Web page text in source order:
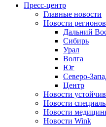
Пресс-центр
Главные новости
Новости регионов
Дальний
Сибирь
Урал
Волга
Юг
Северо-
Центр
Новости
Новости
Новости
Новости Wink